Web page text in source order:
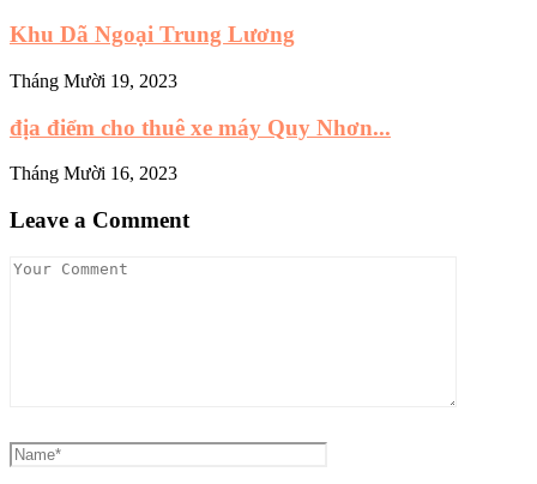
Khu Dã Ngoại Trung Lương
Tháng Mười 19, 2023
địa điểm cho thuê xe máy Quy Nhơn...
Tháng Mười 16, 2023
Leave a Comment